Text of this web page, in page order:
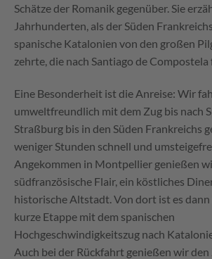
Schätze der Romanik gegenüber. Sie
Jahrhunderten, als der Süden
spanische Katalonien von den großen
zehrte, die nach Santiago de Compostela
Eine Besonderheit ist die Anreise: Wir
umweltfreundlich mit dem Zug bis nach
Straßburg bis in den Süden Frankreichs
weniger Stunden schnell und
Angekommen in Montpellier genießen
südfranzösische Flair, ein köstliches
historische Altstadt. Von dort ist es
kurze Etappe mit dem spanischen
Hochgeschwindigkeitszug nach
Auch bei der Rückfahrt genießen wir